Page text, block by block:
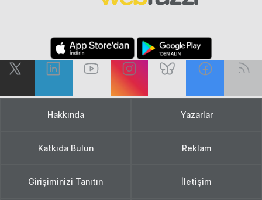
Hakkında Yazarlar
Katkıda Bulun Reklam
Girişiminizi Tanıtın İletişim